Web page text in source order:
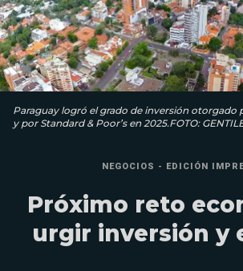
Paraguay logró el grado de inversión otorgado
y por Standard & Poor’s en 2025.FOTO:
NEGOCIOS - EDICIÓN
Próximo reto
urgir inversión y